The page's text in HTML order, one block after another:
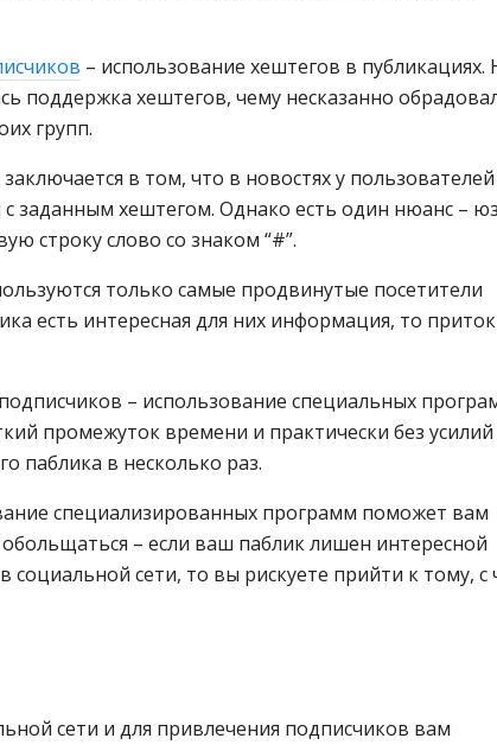
– использование хештегов в публикациях.
поддержка хештегов, чему несказанно
групп.
в том, что в новостях у пользователей
заданным хештегом. Однако есть один нюанс –
строку слово со знаком “#”.
только самые продвинутые посетители
есть интересная для них информация, то приток
– использование специальных
промежуток времени и практически без
паблика в несколько раз.
специализированных программ поможет вам
– если ваш паблик лишен интересной
сети, то вы рискуете прийти к тому, с
сети и для привлечения подписчиков вам